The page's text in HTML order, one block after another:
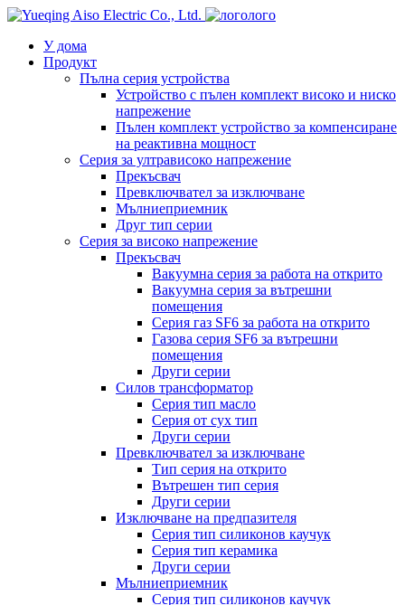
лого
У дома
Продукт
Пълна серия устройства
Устройство с пълен комплект високо и ниско
напрежение
Пълен комплект устройство за компенсиране
на реактивна мощност
Серия за ултрависоко напрежение
Прекъсвач
Превключвател за изключване
Мълниеприемник
Друг тип серии
Серия за високо напрежение
Прекъсвач
Вакуумна серия за работа на открито
Вакуумна серия за вътрешни
помещения
Серия газ SF6 за работа на открито
Газова серия SF6 за вътрешни
помещения
Други серии
Силов трансформатор
Серия тип масло
Серия от сух тип
Други серии
Превключвател за изключване
Тип серия на открито
Вътрешен тип серия
Други серии
Изключване на предпазителя
Серия тип силиконов каучук
Серия тип керамика
Други серии
Мълниеприемник
Серия тип силиконов каучук